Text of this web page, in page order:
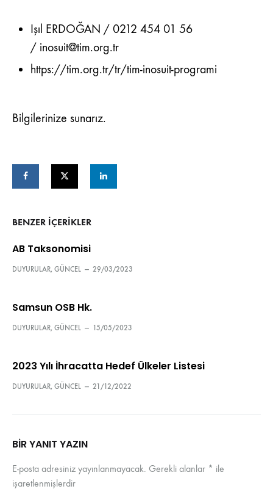
Işıl ERDOĞAN / 0212 454 01 56
/ inosuit@tim.org.tr
https://tim.org.tr/tr/tim-inosuit-programi
Bilgilerinize sunarız.
BENZER IÇERIKLER
AB Taksonomisi
DUYURULAR, GÜNCEL — 29/03/2023
Samsun OSB Hk.
DUYURULAR, GÜNCEL — 15/05/2023
2023 Yılı İhracatta Hedef Ülkeler Listesi
DUYURULAR, GÜNCEL — 21/12/2022
BIR YANIT YAZIN
E-posta adresiniz yayınlanmayacak. Gerekli alanlar * ile
işaretlenmişlerdir